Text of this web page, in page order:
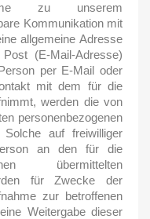
zu unserem
Kommunikation mit
allgemeine Adresse
(E-Mail-Adresse)
per E-Mail oder
mit dem für die
werden die von
personenbezogenen
Solche auf freiwilliger
an den für die
übermittelten
für Zwecke der
zur betroffenen
Weitergabe dieser